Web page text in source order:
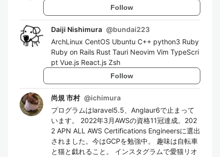
Follow
Daiji Nishimura @bundai223
ArchLinux CentOS Ubuntu C++ python3 Ruby
Ruby on Rails Rust Tauri Neovim Vim TypeScri
pt Vue.js React.js Zsh
Follow
尚規 市村 @ichimura
プログラムはlaravel5.5、Anglaur6で止まって
います。 2022年3月AWSの資格11冠達成。202
2 APN ALL AWS Certifications Engineersに選出
されました。今はGCPを勉強中。 趣味は自転車
と猫と戯れること。 インスタグラムで愛猫リオ